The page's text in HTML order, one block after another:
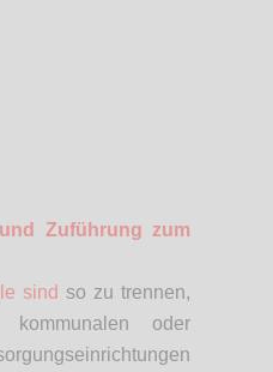
und Zuführung zum
sind so zu trennen,
oder